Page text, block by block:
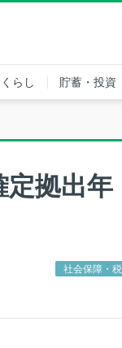
らし 貯蓄・投資
定拠出年
社会保障・税